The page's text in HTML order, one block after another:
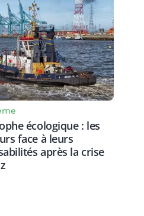
écologique : les
face à leurs
après la crise